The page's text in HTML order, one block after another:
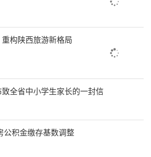
”，本月累计排查整改现场隐
成率100%。
，素质提升促发展。
障培训投入，利用施工间隙、
皮带安装操作规程、现场急救
学，采用“师带徒”、现场实
接地气的形式，提升一线人员
构陕西旅游新格局
全省中小学生家长的一封信
公积金缴存基数调整